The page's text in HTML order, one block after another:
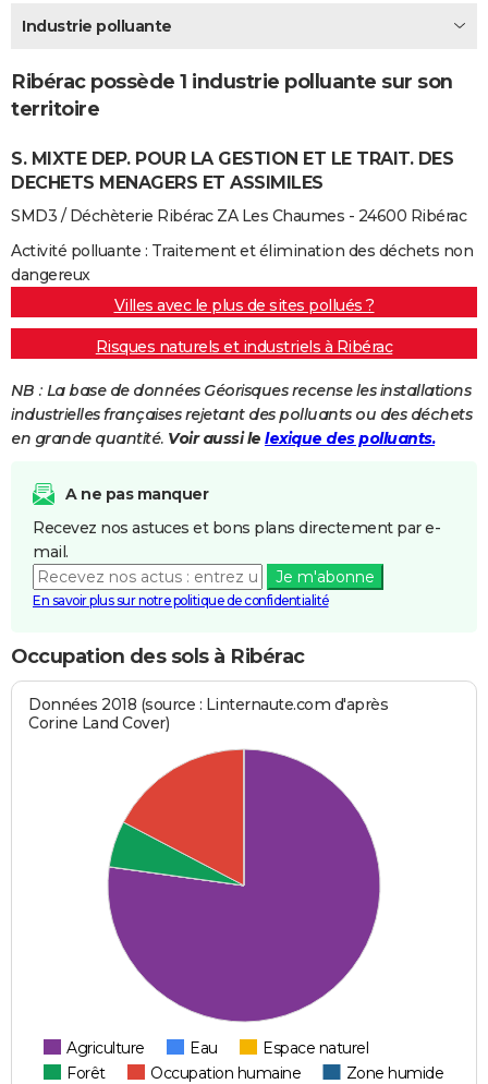
Destinations
City break
Voyage nature
Voyage de noces
Forum
Climat
+PHOTO
GUIDES D'ACHAT
BONS PLANS
CARTE DE VOEUX
Dictionnaire
Biographies
Citations
Expressions
Proverbes
PROGRAMME TV
COPAINS D'AVANT
S'inscrire
Se connecter
Lycées
Collèges
Primaires
Universités
Entreprises
Service militaire
Avis de recherche
Bricolage
Lifestyle
Culture
Sport
Auto
Television
Voyage
Cinema
Industrie polluante
Ribérac possède 1 industrie polluante sur son
territoire
S. MIXTE DEP. POUR LA GESTION ET LE TRAIT. DES
DECHETS MENAGERS ET ASSIMILES
SMD3 / Déchèterie Ribérac ZA Les Chaumes - 24600 Ribérac
Activité polluante : Traitement et élimination des déchets non
dangereux
Villes avec le plus de sites pollués ?
Risques naturels et industriels à Ribérac
NB : La base de données Géorisques recense les installations
industrielles françaises rejetant des polluants ou des déchets
en grande quantité. Voir aussi le lexique des polluants.
A ne pas manquer
Recevez nos astuces et bons plans directement par e-
mail.
Je m'abonne
En savoir plus sur notre politique de confidentialité
Occupation des sols à Ribérac
Données 2018 (source : Linternaute.com d'après
Corine Land Cover)
Agriculture Eau
Espace naturel
Forêt
Occupation humaine Zone humide